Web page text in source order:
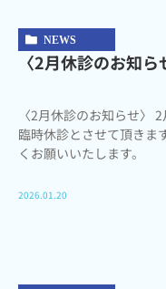
NEWS
〈2月休診のお知ら
〈2月休診のお知らせ〉
臨時休診とさせて頂きま
くお願いいたします。
2026.01.20